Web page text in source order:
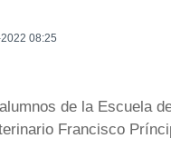
08:25
de la Escuela
Francisco